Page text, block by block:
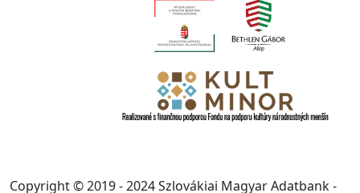
Copyright © 2019 - 2024 Szlovákiai Magyar Adatbank -